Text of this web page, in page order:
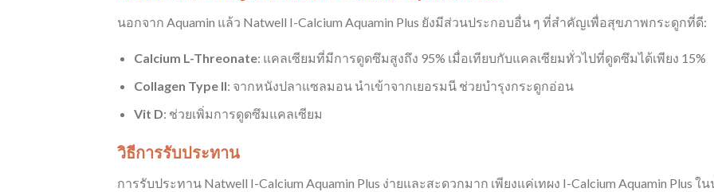
นอกจาก Aquamin แล้ว Natwell I-Calcium Aquamin Plus ยังมีส่วนประกอบอื่น ๆ ที่สำคัญเพื่อสุขภาพกระดูกที่ดี:
Calcium L-Threonate: แคลเซียมที่มีการดูดซึมสูงถึง 95% เมื่อเทียบกับแคลเซียมทั่วไปที่ดูดซึมได้เพียง 15%
Collagen Type II: จากหนังปลาแซลมอน นำเข้าจากเยอรมนี ช่วยบำรุงกระดูกอ่อน
Vit D: ช่วยเพิ่มการดูดซึมแคลเซียม
วิธีการรับประทาน
การรับประทาน Natwell I-Calcium Aquamin Plus ง่ายและสะดวกมาก เพียงแค่เทผง I-Calcium Aquamin Plus ใ